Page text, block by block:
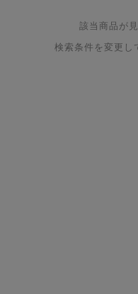
該当商品が
検索条件を変更し